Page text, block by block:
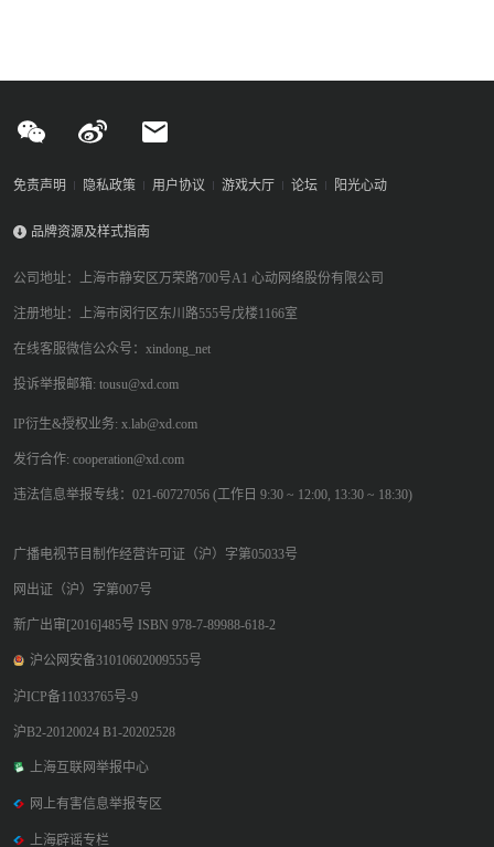
免责声明 隐私政策 用户协议 游戏大厅 论坛 阳光心动
品牌资源及样式指南
公司地址：上海市静安区万荣路700号A1 心动网络股份有限公司
注册地址：上海市闵行区东川路555号戊楼1166室
在线客服微信公众号：xindong_net
投诉举报邮箱: tousu@xd.com
IP衍生&授权业务: x.lab@xd.com
发行合作: cooperation@xd.com
违法信息举报专线：021-60727056 (工作日 9:30 ~ 12:00, 13:30 ~ 18:30)
广播电视节目制作经营许可证（沪）字第05033号
网出证（沪）字第007号
新广出审[2016]485号 ISBN 978-7-89988-618-2
沪公网安备31010602009555号
沪ICP备11033765号-9
沪B2-20120024 B1-20202528
上海互联网举报中心
网上有害信息举报专区
上海辟谣专栏